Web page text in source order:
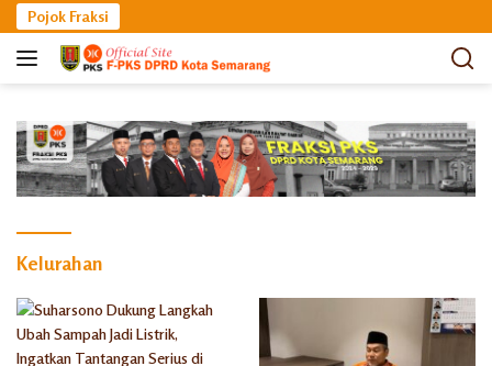
Langsung
ke
konten
Pojok Fraksi
Kelurahan